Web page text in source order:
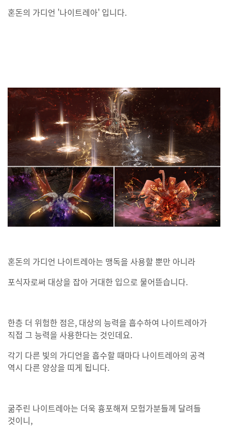
혼돈의 가디언 '나이트레아' 입니다.
혼돈의 가디언 나이트레아는 맹독을 사용할 뿐만 아니라
포식자로써 대상을 잡아 거대한 입으로 물어뜯습니다.
한층 더 위험한 점은, 대상의 능력을 흡수하여 나이트레아가
직접 그 능력을 사용한다는 것인데요.
각기 다른 빛의 가디언을 흡수할 때마다 나이트레아의 공격
역시 다른 양상을 띠게 됩니다.
굶주린 나이트레아는 더욱 흉포해져 모험가분들께 달려들
것이니,